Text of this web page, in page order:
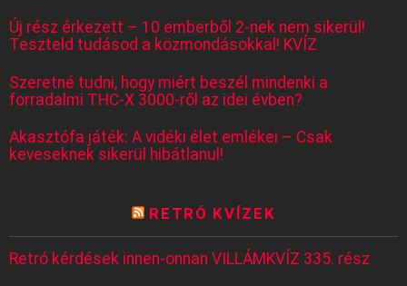
Új rész érkezett – 10 emberből 2-nek nem sikerül!
Teszteld tudásod a közmondásokkal! KVÍZ
Szeretné tudni, hogy miért beszél mindenki a
forradalmi THC-X 3000-ről az idei évben?
Akasztófa játék: A vidéki élet emlékei – Csak
keveseknek sikerül hibátlanul!
RETRÓ KVÍZEK
Retró kérdések innen-onnan VILLÁMKVÍZ 335. rész